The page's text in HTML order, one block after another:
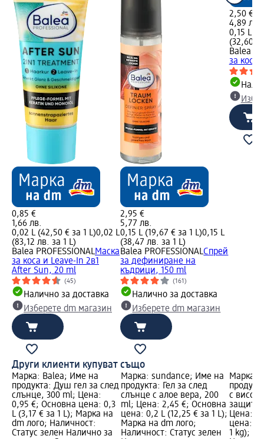
0,85 €
1,66 лв.
0,02 L (42,50 € за 1 L)0,02 L
(83,12 лв. за 1 L)
Balea PROFESSIONALMаска
за коса и Leave-In 2в1
After Sun, 20 ml
(45)
Налично за доставка
Изберете dm магазин
2,95 €
5,77 лв.
0,15 L (19,67 € за 1 L)0,15 L
(38,47 лв. за 1 L)
Balea PROFESSIONALСпрей
за дефиниране на
къдрици, 150 ml
(161)
Налично за доставка
Изберете dm магазин
2,50 €
4,89 лв.
0,15 L
(32,60
Balea
за коса
Други клиенти купуват също
Марка: Balea; Име на
продукта: Душ гел за след
слънце, 300 ml; Цена:
0,95 €; Основна цена: 0,3
L (3,17 € за 1 L); Марка на
dm лого; Наличност:
Статус зелен Налично за
Марка: sundance; Име на
продукта: Гел за след
слънце с алое вера, 200
ml; Цена: 2,45 €; Основна
цена: 0,2 L (12,25 € за 1 L);
Марка на dm лого;
Наличност: Статус зелен
Марка:
с
защита
Цена:
цена:
1 kg);